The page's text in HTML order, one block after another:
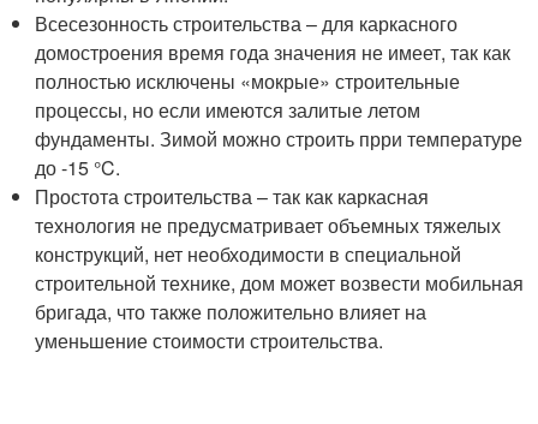
Всесезонность строительства – для каркасного
домостроения время года значения не имеет, так как
полностью исключены «мокрые» строительные
процессы, но если имеются залитые летом
фундаменты. Зимой можно строить прри температуре
до -15 °C.
Простота строительства – так как каркасная
технология не предусматривает объемных тяжелых
конструкций, нет необходимости в специальной
строительной технике, дом может возвести мобильная
бригада, что также положительно влияет на
уменьшение стоимости строительства.